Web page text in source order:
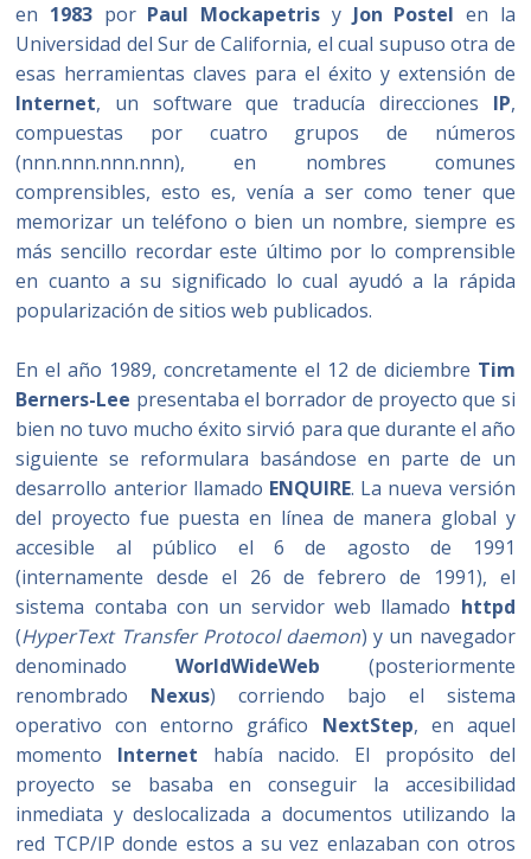
en 1983 por Paul Mockapetris y Jon Postel en la
Universidad del Sur de California, el cual supuso otra de
esas herramientas claves para el éxito y extensión de
Internet, un software que traducía direcciones IP,
compuestas por cuatro grupos de números
(nnn.nnn.nnn.nnn), en nombres comunes
comprensibles, esto es, venía a ser como tener que
memorizar un teléfono o bien un nombre, siempre es
más sencillo recordar este último por lo comprensible
en cuanto a su significado lo cual ayudó a la rápida
popularización de sitios web publicados.
En el año 1989, concretamente el 12 de diciembre Tim
Berners-Lee presentaba el borrador de proyecto que si
bien no tuvo mucho éxito sirvió para que durante el año
siguiente se reformulara basándose en parte de un
desarrollo anterior llamado ENQUIRE. La nueva versión
del proyecto fue puesta en línea de manera global y
accesible al público el 6 de agosto de 1991
(internamente desde el 26 de febrero de 1991), el
sistema contaba con un servidor web llamado httpd
(HyperText Transfer Protocol daemon) y un navegador
denominado WorldWideWeb (posteriormente
renombrado Nexus) corriendo bajo el sistema
operativo con entorno gráfico NextStep, en aquel
momento Internet había nacido. El propósito del
proyecto se basaba en conseguir la accesibilidad
inmediata y deslocalizada a documentos utilizando la
red TCP/IP donde estos a su vez enlazaban con otros